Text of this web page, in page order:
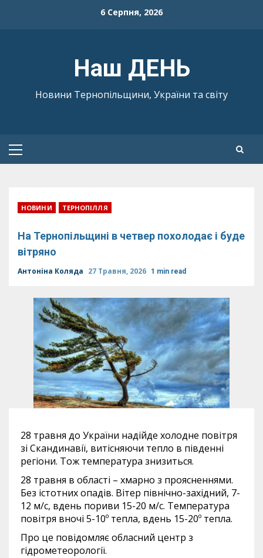
6 Серпня, 2026
Наш ДЕНЬ
Новини Тернопільщини, України та світу
Primary
НОВИНИ ТЕРНОПІЛЛЯ
На Тернопільщині в четвер похолодає і буде
вітряно
Антоніна Коляда 27 Травня, 2026 1 min read
28 травня до України надійде холодне повітря
зі Скандинавії, витісняючи тепло в південні
регіони. Тож температура знизиться.
28 травня в області – хмарно з проясненнями.
Без істотних опадів. Вітер північно-західний, 7-
12 м/с, вдень пориви 15-20 м/с. Температура
повітря вночі 5-10º тепла, вдень 15-20º тепла.
Про це повідомляє обласний центр з
гідрометеорології.